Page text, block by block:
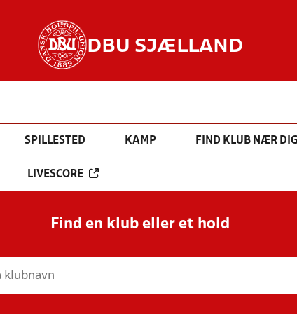
DBU SJÆLLAND
SPILLESTED KAMP FIND KLUB NÆR
LIVESCORE
Find en klub eller et hold